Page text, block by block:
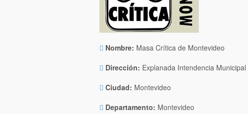
Nombre: Masa Crítica de Montevideo
Dirección: Explanada Intendencia
Ciudad: Montevideo
Departamento: Montevideo